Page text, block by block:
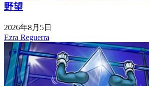
野望
2026年8月5日
Ezra Reguerra